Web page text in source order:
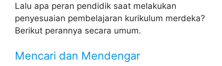
Lalu apa peran pendidik saat melakukan
penyesuaian pembelajaran kurikulum merdeka?
Berikut perannya secara umum.
Mencari dan Mendengar